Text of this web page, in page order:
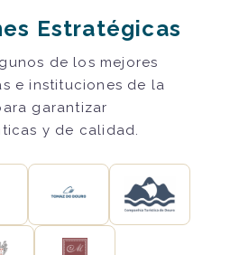
Estratégicas
de los mejores
e instituciones de la
garantizar
y de calidad.